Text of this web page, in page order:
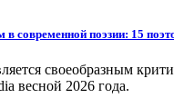
поэзии: 15
своеобразным
весной 2026 года.